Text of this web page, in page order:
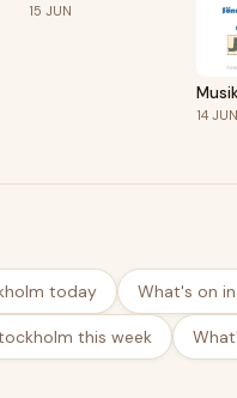
15 JUN
14 JUN
today What's on
this week